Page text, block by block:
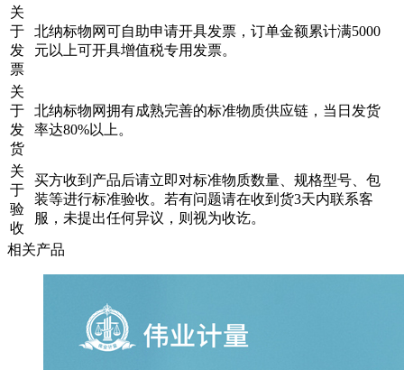
关
于
发
票
北纳标物网可自助申请开具发票，订单金额累计满5000
元以上可开具增值税专用发票。
关
于
发
货
北纳标物网拥有成熟完善的标准物质供应链，当日发货
率达80%以上。
关
于
验
收
买方收到产品后请立即对标准物质数量、规格型号、包
装等进行标准验收。若有问题请在收到货3天内联系客
服，未提出任何异议，则视为收讫。
相关产品